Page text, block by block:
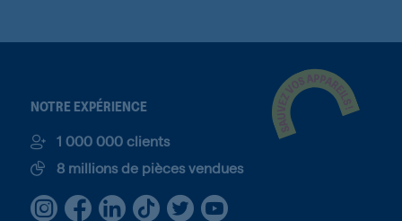
NOTRE EXPÉRIENCE
1 000 000 clients
8 millions de pièces vendues